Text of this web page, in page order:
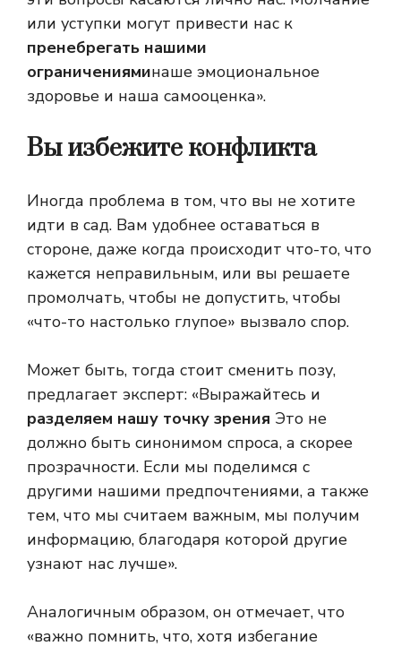
или уступки могут привести нас к
пренебрегать нашими
ограниченияминаше эмоциональное
здоровье и наша самооценка».
Вы избежите конфликта
Иногда проблема в том, что вы не хотите
идти в сад. Вам удобнее оставаться в
стороне, даже когда происходит что-то, что
кажется неправильным, или вы решаете
промолчать, чтобы не допустить, чтобы
«что-то настолько глупое» вызвало спор.
Может быть, тогда стоит сменить позу,
предлагает эксперт: «Выражайтесь и
разделяем нашу точку зрения Это не
должно быть синонимом спроса, а скорее
прозрачности. Если мы поделимся с
другими нашими предпочтениями, а также
тем, что мы считаем важным, мы получим
информацию, благодаря которой другие
узнают нас лучше».
Аналогичным образом, он отмечает, что
«важно помнить, что, хотя избегание